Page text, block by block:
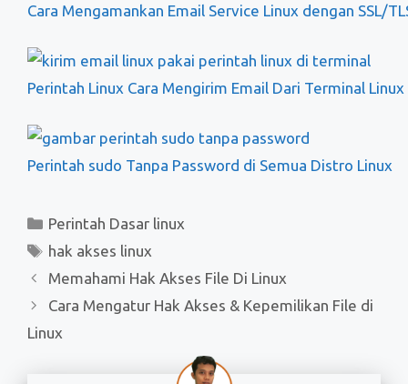
Cara Mengamankan Email Service Linux dengan SSL/
Perintah Linux Cara Mengirim Email Dari Terminal Linux
Perintah sudo Tanpa Password di Semua Distro Linux
Kategori
Perintah Dasar linux
Tag
hak akses linux
Memahami Hak Akses File Di Linux
Cara Mengatur Hak Akses & Kepemilikan File di
Linux